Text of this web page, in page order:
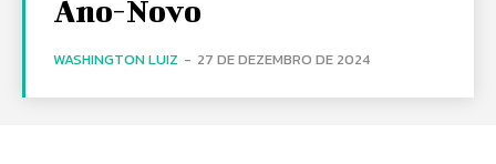
Ano-Novo
WASHINGTON LUIZ - 27 DE DEZEMBRO DE 2024